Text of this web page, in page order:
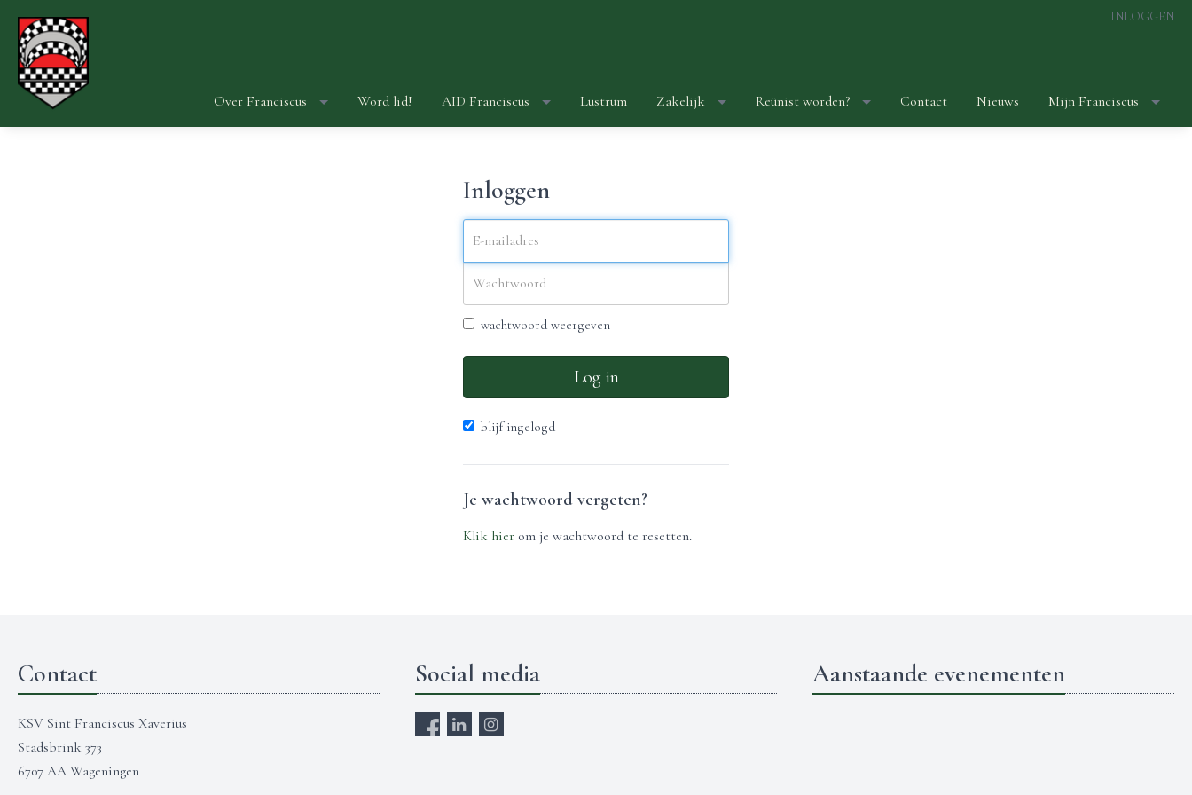
INLOGGEN
Over Franciscus Word lid! AID Franciscus Lustrum Zakelijk Reünist worden? Contact Nieuws Mijn Franciscus
Inloggen
wachtwoord weergeven
Log in
blijf ingelogd
Je wachtwoord vergeten?
Klik hier om je wachtwoord te resetten.
Contact
KSV Sint Franciscus Xaverius
Stadsbrink 373
6707 AA Wageningen
Social media Aanstaande evenementen